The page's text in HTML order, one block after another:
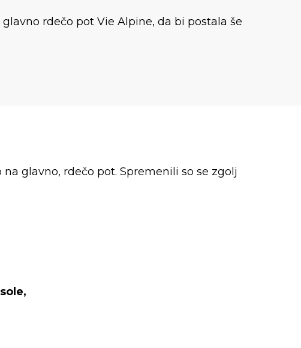
rdečo pot Vie Alpine, da bi postala še
glavno, rdečo pot. Spremenili so se zgolj